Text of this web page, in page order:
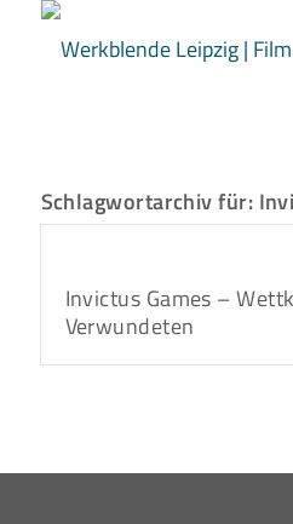
Schlagwortarchiv für:
Invictus Games –
Verwundeten